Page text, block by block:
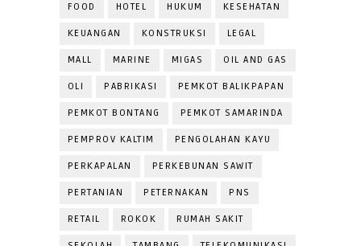
FOOD HOTEL HUKUM KESEHATAN
KEUANGAN KONSTRUKSI LEGAL
MALL MARINE MIGAS OIL AND GAS
OLI PABRIKASI PEMKOT BALIKPAPAN
PEMKOT BONTANG PEMKOT SAMARINDA
PEMPROV KALTIM PENGOLAHAN KAYU
PERKAPALAN PERKEBUNAN SAWIT
PERTANIAN PETERNAKAN PNS
RETAIL ROKOK RUMAH SAKIT